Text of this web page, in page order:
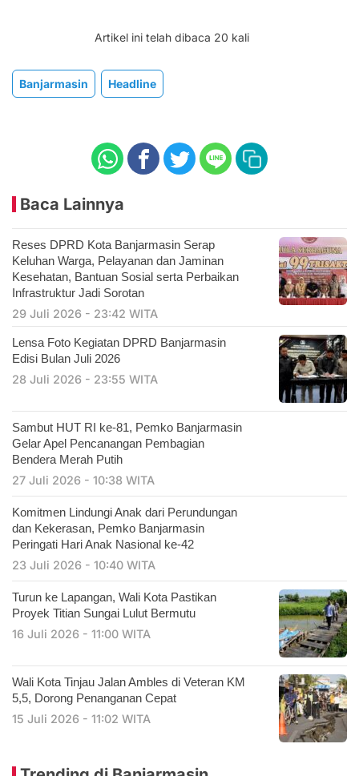
Artikel ini telah dibaca 20 kali
Banjarmasin Headline
Baca Lainnya
Reses DPRD Kota Banjarmasin Serap
Keluhan Warga, Pelayanan dan Jaminan
Kesehatan, Bantuan Sosial serta Perbaikan
Infrastruktur Jadi Sorotan
29 Juli 2026 - 23:42 WITA
Lensa Foto Kegiatan DPRD Banjarmasin
Edisi Bulan Juli 2026
28 Juli 2026 - 23:55 WITA
Sambut HUT RI ke-81, Pemko Banjarmasin
Gelar Apel Pencanangan Pembagian
Bendera Merah Putih
27 Juli 2026 - 10:38 WITA
Komitmen Lindungi Anak dari Perundungan
dan Kekerasan, Pemko Banjarmasin
Peringati Hari Anak Nasional ke-42
23 Juli 2026 - 10:40 WITA
Turun ke Lapangan, Wali Kota Pastikan
Proyek Titian Sungai Lulut Bermutu
16 Juli 2026 - 11:00 WITA
​Wali Kota Tinjau Jalan Ambles di Veteran KM
5,5, Dorong Penanganan Cepat
15 Juli 2026 - 11:02 WITA